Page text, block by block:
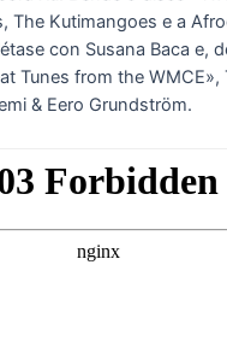
The Kutimangoes e a
con Susana Baca e,
Tunes from the WMCE»,
& Eero Grundström.